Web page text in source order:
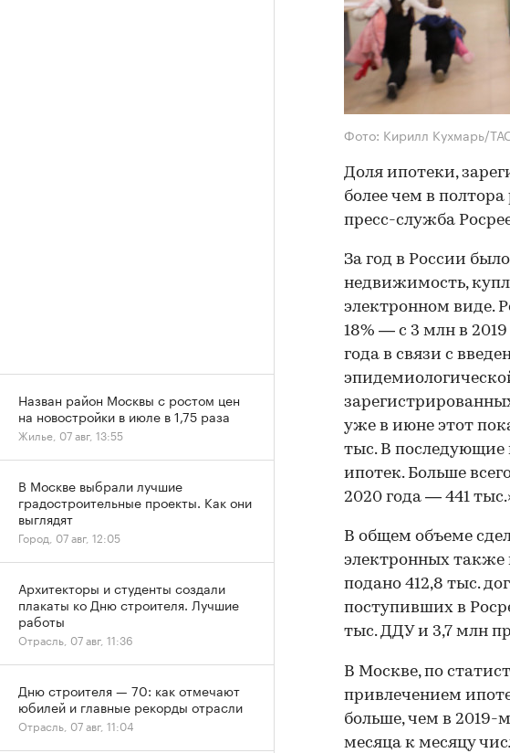
Фото: Кирилл Кухмарь/
Доля ипотеки,
более чем в
пресс-служба
За год в России
недвижимость,
электронном виде.
18% — с 3 млн в
года в связи с
уже в июне этот
тыс. В последующие
ипотек. Больше
2020 года — 441
В общем объеме
электронных также
подано 412,8 тыс.
поступивших в
тыс. ДДУ и 3,7 млн
В Москве, по
привлечением
больше, чем в 2019-
месяца к месяцу
Назван район Москвы с ростом цен
на новостройки в июле в 1,75 раза
Жилье, 07 авг, 13:55
В Москве выбрали лучшие
градостроительные проекты. Как они
выглядят
Город, 07 авг, 12:05
Архитекторы и студенты создали
плакаты ко Дню строителя. Лучшие
работы
Отрасль, 07 авг, 11:36
Дню строителя — 70: как отмечают
юбилей и главные рекорды отрасли
Отрасль, 07 авг, 11:04